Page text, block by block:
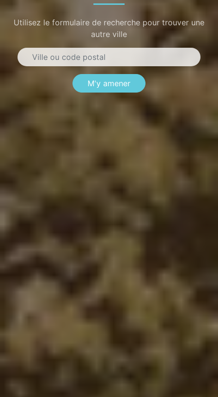
Utilisez le formulaire de recherche pour trouver une
autre ville
M'y amener